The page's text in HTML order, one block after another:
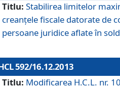
Titlu: Stabilirea limitelor
creanţele fiscale datorate de
persoane juridice aflate în
592/16.12.2013
Titlu: Modificarea H.C.L. nr.